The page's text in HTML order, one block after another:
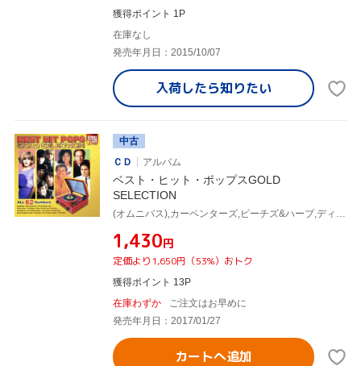
獲得ポイント 1P
在庫なし
発売年月日：2015/10/07
入荷したら知りたい
中古
ＣＤ
アルバム
ベスト・ヒット・ポップスGOLD
SELECTION
(オムニバス),カーペンターズ,ピーチズ&ハーブ,ディオンヌ・ワーウィック,ザ・ビートルズ,サイモン&ガーファンクル,セルジオ・メンデス&ブラジル'66,ショッキング・ブルー
¥1,430円
定価より1,650円（53%）おトク
獲得ポイント 13P
在庫わずか
ご注文はお早めに
発売年月日：2017/01/27
カートへ追加